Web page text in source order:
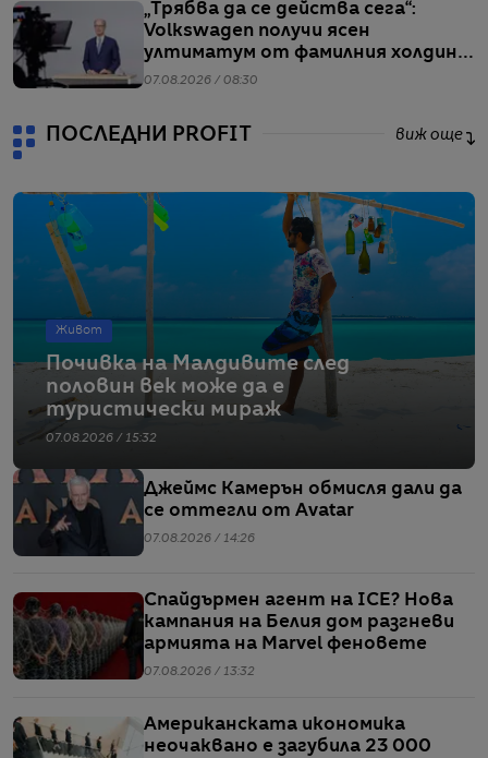
„Трябва да се действа сега“:
Volkswagen получи ясен
ултиматум от фамилния холдинг
начело на групата
07.08.2026 / 08:30
ПОСЛЕДНИ PROFIT виж още
Живот
Почивка на Малдивите след
половин век може да е
туристически мираж
07.08.2026 / 15:32
Джеймс Камерън обмисля дали да
се оттегли от Avatar
07.08.2026 / 14:26
Спайдърмен агент на ICE? Нова
кампания на Белия дом разгневи
армията на Marvel феновете
07.08.2026 / 13:32
Американската икономика
неочаквано е загубила 23 000